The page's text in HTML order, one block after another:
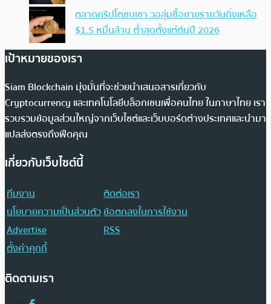
ตลาดคริปโตซบเซา วอลุ่มซื้อขายรายวันดิ่งเหลือ
$1.5 หมื่นล้าน ต่ำสุดตั้งแต่ต้นปี 2026
เป้าหมายของเรา
Siam Blockchain มุ่งมั่นที่จะช่วยนำเสนอสารเกี่ยวกับ
Cryptocurrency และเทคโนโลยีบล็อกเชนเพื่อคนไทย ในภาษาไทย เรา
รวบรวมข้อมูลส่วนใหญ่จากเว็บไซต์และเว็บบอร์ดต่างประเทศและนำมา
แปลส่งตรงถึงฟีดคุณ
เกี่ยวกับเว็บไซต์นี้
ทีมงาน
ติดต่อเรา
นโยบายความเป็นส่วนตัวข้อตกลงในการใช้งาน
Advertise
RSS
ตั้งค่าคุกกี้
ติดตามเรา